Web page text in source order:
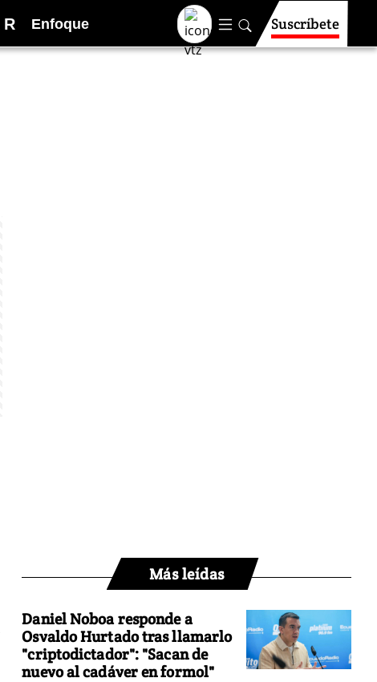
R Enfoque Suscríbete
Más leídas
Daniel Noboa responde a
Osvaldo Hurtado tras llamarlo
"criptodictador": "Sacan de
nuevo al cadáver en formol"